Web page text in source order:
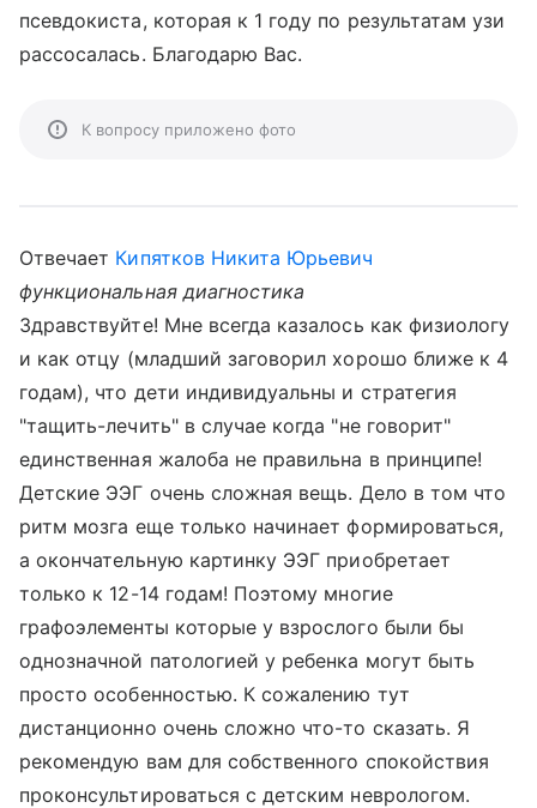
псевдокиста, которая к 1 году по результатам узи
рассосалась. Благодарю Вас.
К вопросу приложено фото
Отвечает Кипятков Никита Юрьевич
функциональная диагностика
Здравствуйте! Мне всегда казалось как физиологу
и как отцу (младший заговорил хорошо ближе к 4
годам), что дети индивидуальны и стратегия
"тащить-лечить" в случае когда "не говорит"
единственная жалоба не правильна в принципе!
Детские ЭЭГ очень сложная вещь. Дело в том что
ритм мозга еще только начинает формироваться,
а окончательную картинку ЭЭГ приобретает
только к 12-14 годам! Поэтому многие
графоэлементы которые у взрослого были бы
однозначной патологией у ребенка могут быть
просто особенностью. К сожалению тут
дистанционно очень сложно что-то сказать. Я
рекомендую вам для собственного спокойствия
проконсультироваться с детским неврологом.